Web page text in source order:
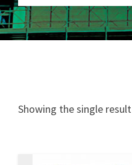
Showing the single result